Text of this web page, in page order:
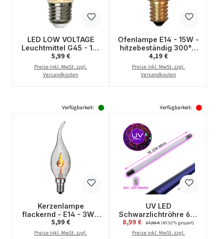
LED LOW VOLTAGE
Leuchtmittel G45 - 12-
24V - E27 - 2W -
warmweiss 2700K -
250lm
Regulärer Preis:
5,99 €
Preise inkl. MwSt. zzgl.
Versandkosten
Ofenlampe E14 - 15W -
hitzebeständig 300°C
- dimmbar - WW
2700K - 80lm
Regulärer Preis:
4,19 €
Preise inkl. MwSt. zzgl.
Versandkosten
Verfügbarkeit:
Kerzenlampe
flackernd - E14 - 3W -
Effektleuchtmittel
Regulärer Preis:
5,99 €
Preise inkl. MwSt. zzgl.
Verfügbarkeit:
UV LED
Schwarzlichtröhre 60-
CB 10W- T8 -
konventioneller Ballast
Verkaufspreis:
8,99 € Regulärer Preis:
17,95 €(49.92% gespart)
Preise inkl. MwSt. zzgl.